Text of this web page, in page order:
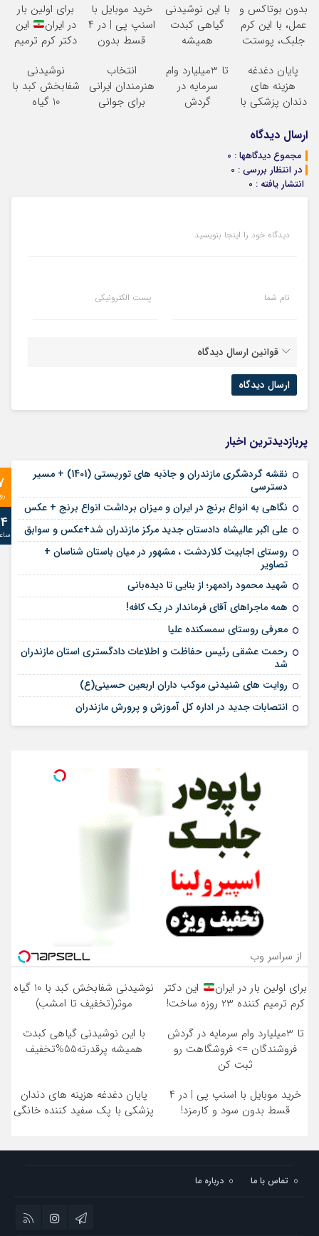
بدون بوتاکس و
عمل، با این کرم
جلبک، پوستت
با این نوشیدنی
گیاهی کبدت
همیشه
خرید موبایل با
اسنپ پی | در ۴
قسط بدون
برای اولین بار
در ایران
این
دکتر کرم ترمیم
ساخت!
پایان دغدغه
هزینه های
دندان پزشکی با
خانگی
تا 3میلیارد وام
سرمایه در
گردش
انتخاب
هنرمندان ایرانی
برای جوانی
نوشیدنی
شفابخش کبد با
10 گیاه
ارسال دیدگاه
مجموع دیدگاهها : 0
در انتظار بررسی : 0
انتشار یافته : 0
دیدگاه خود را اینجا بنویسید
نام شما پست الکترونیکی
قوانین ارسال دیدگاه
پربازدیدترین اخبار
نقشه گردشگری مازندران و جاذبه های توریستی (1401) + مسیر
دسترسی
نگاهی به انواع برنج در ایران و میزان برداشت انواع برنج + عکس
علی‌ اکبر عالیشاه دادستان جدید مرکز مازندران شد+عکس و سوابق
روستای اجابیت کلاردشت ، مشهور در میان باستان شناسان +
تصاویر
شهید محمود رادمهر؛ از بنایی تا دیده‌بانی
همه ماجراهای آقای فرماندار در یک کافه!
معرفی روستای سمسکنده علیا
رحمت عشقی رئیس حفاظت و اطلاعات دادگستری استان مازندران
شد
روایت های شنیدنی موکب داران اربعین حسینی(ع)
انتصابات جدید در اداره کل آموزش و پرورش مازندران
از سراسر وب
برای اولین بار در ایران
این دکتر
کرم ترمیم کننده 23 روزه ساخت!
نوشیدنی شفابخش کبد با 10 گیاه
موثر(تخفیف تا امشب)
تا 3میلیارد وام سرمایه در گردش
فروشندگان => فروشگاهت رو
ثبت کن
با این نوشیدنی گیاهی کبدت
همیشه پرقدرته55%تخفیف
خرید موبایل با اسنپ پی | در ۴
قسط بدون سود و کارمزد!
پایان دغدغه هزینه های دندان
پزشکی با پک سفید کننده خانگی
تماس با ما درباره ما